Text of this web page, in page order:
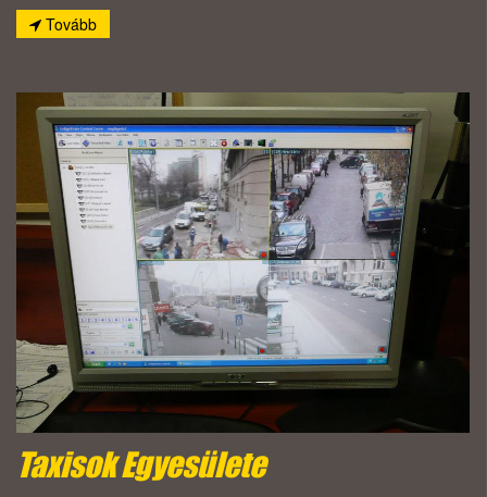
Tovább
Taxisok Egyesülete